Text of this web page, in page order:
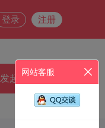
登录 注册
发起约会
网站客服